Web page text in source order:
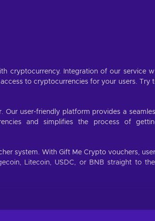
cryptocurrency. Integration of our service
to cryptocurrencies for your users. Try
Our user-friendly platform provides a
and simplifies the process of
system. With Gift Me Crypto vouchers,
Litecoin, USDC, or BNB straight to